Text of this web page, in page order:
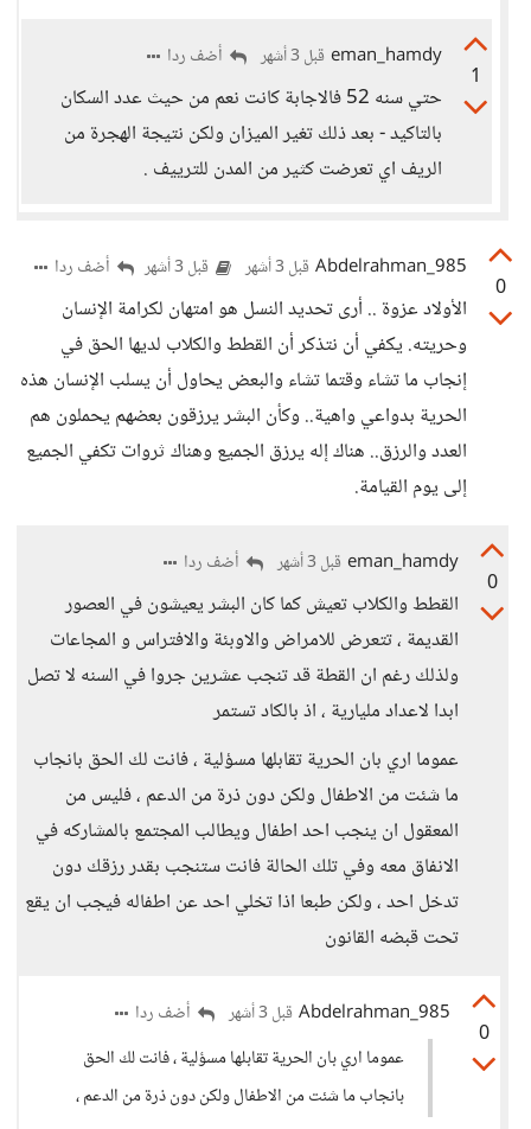
1
eman_hamdy قبل 3 أشهر أضف ردا
حتي سنه 52 فالاجابة كانت نعم من حيث عدد السكان
بالتاكيد - بعد ذلك تغير الميزان ولكن نتيجة الهجرة من
الريف اي تعرضت كثير من المدن للترييف .
0
Abdelrahman_985 قبل 3 أشهر قبل 3 أشهر أضف ردا
الأولاد عزوة .. أرى تحديد النسل هو امتهان لكرامة الإنسان
وحريته. يكفي أن نتذكر أن القطط والكلاب لديها الحق في
إنجاب ما تشاء وقتما تشاء والبعض يحاول أن يسلب الإنسان هذه
الحرية بدواعي واهية.. وكأن البشر يرزقون بعضهم يحملون هم
العدد والرزق.. هناك إله يرزق الجميع وهناك ثروات تكفي الجميع
إلى يوم القيامة.
0
eman_hamdy قبل 3 أشهر أضف ردا
القطط والكلاب تعيش كما كان البشر يعيشون في العصور
القديمة ، تتعرض للامراض والاوبئة والافتراس و المجاعات
ولذلك رغم ان القطة قد تنجب عشرين جروا في السنه لا تصل
ابدا لاعداد مليارية ، اذ بالكاد تستمر
عموما اري بان الحرية تقابلها مسؤلية ، فانت لك الحق بانجاب
ما شئت من الاطفال ولكن دون ذرة من الدعم ، فليس من
المعقول ان ينجب احد اطفال ويطالب المجتمع بالمشاركه في
الانفاق معه وفي تلك الحالة فانت ستنجب بقدر رزقك دون
تدخل احد ، ولكن طبعا اذا تخلي احد عن اطفاله فيجب ان يقع
تحت قبضه القانون
0
Abdelrahman_985 قبل 3 أشهر
أضف ردا
عموما اري بان الحرية تقابلها مسؤلية ، فانت لك الحق
بانجاب ما شئت من الاطفال ولكن دون ذرة من الدعم ،